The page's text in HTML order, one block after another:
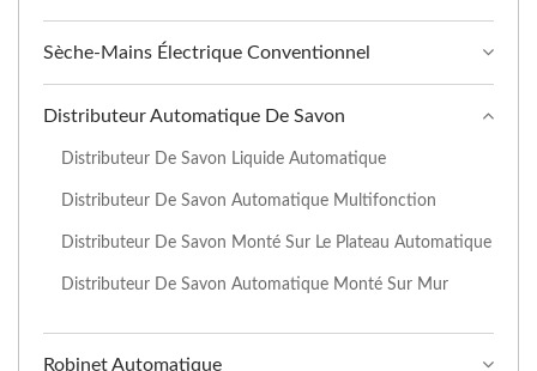
Sèche-Mains Électrique Conventionnel
Distributeur Automatique De Savon
Distributeur De Savon Liquide Automatique
Distributeur De Savon Automatique Multifonction
Distributeur De Savon Monté Sur Le Plateau Automatique
Distributeur De Savon Automatique Monté Sur Mur
Robinet Automatique